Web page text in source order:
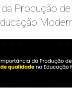
Produção